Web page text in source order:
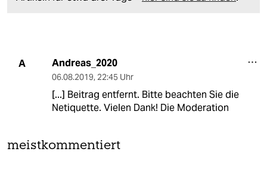
A Andreas_2020
06.08.2019, 22:45 Uhr
[...] Beitrag entfernt. Bitte beachten Sie die
Netiquette. Vielen Dank! Die Moderation
meistkommentiert